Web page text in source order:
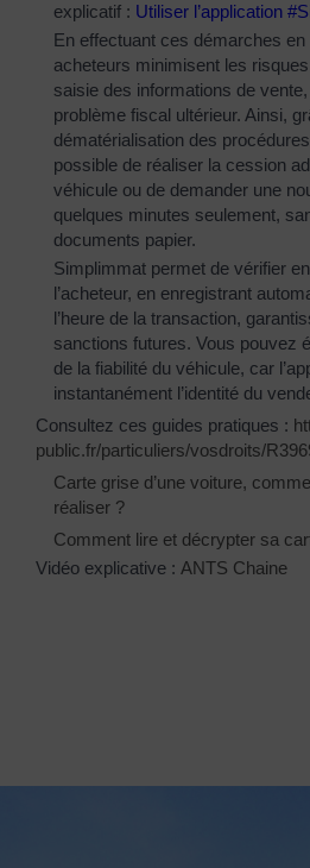
explicatif : Utiliser l’application
En effectuant ces démarches
acheteurs minimisent les risques
saisie des informations de
problème fiscal ultérieur. Ainsi,
dématérialisation des
possible de réaliser la cession
véhicule ou de demander une
quelques minutes seulement,
documents papier.
Simplimmat permet de vérifier
l’acheteur, en enregistrant
l’heure de la transaction,
sanctions futures. Vous pouvez
de la fiabilité du véhicule, car
instantanément l’identité du
Consultez ces guides pratiques :
public.fr/particuliers/vosdroits/
Carte grise d’une voiture,
réaliser ?
Comment lire et décrypter sa
Vidéo explicative : ANTS Chaine